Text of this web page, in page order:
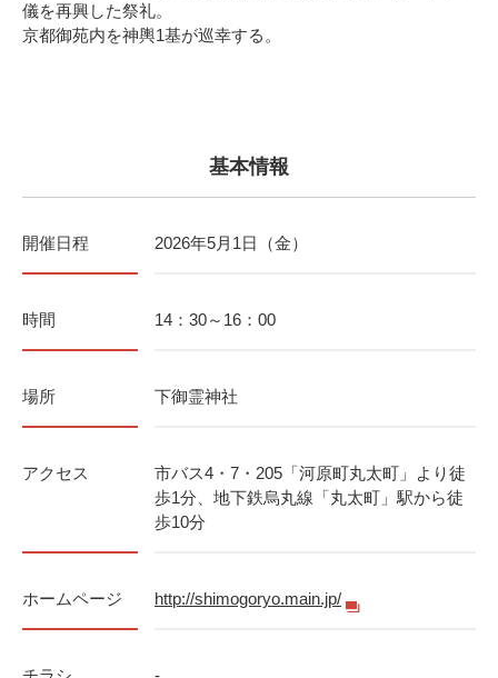
儀を再興した祭礼。
京都御苑内を神輿1基が巡幸する。
基本情報
開催日程 2026年5月1日（金）
時間 14：30～16：00
場所 下御霊神社
アクセス
市バス4・7・205「河原町丸太町」より徒
歩1分、地下鉄烏丸線「丸太町」駅から徒
歩10分
ホームページ http://shimogoryo.main.jp/